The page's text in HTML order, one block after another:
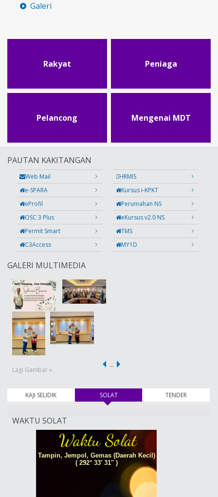
Galeri
Rakyat Peniaga
Pelancong Mengenai MDT
PAUTAN KAKITANGAN
Web Mail
HRMIS
e-SPARA
Kursus i-KPKT
eProfil
Perumahan NS
OSC 3 Plus
eKursus v2.0 NS
Permit Smart
TMS
C3Access
MY1D
GALERI MULTIMEDIA
Lagi Gambar »
…
KAJI SELIDIK SOLAT(tab aktif) TENDER
WAKTU SOLAT